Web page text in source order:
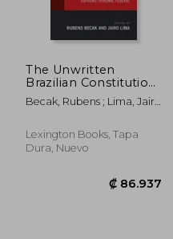
₡ 118.421
The Unwritten
Brazilian Constitution:
Human Rights in the
Supremo Tribunal
Becak, Rubens ; Lima, Jairo
Cristina Godoy
Lexington Books, Tapa
Dura, Nuevo